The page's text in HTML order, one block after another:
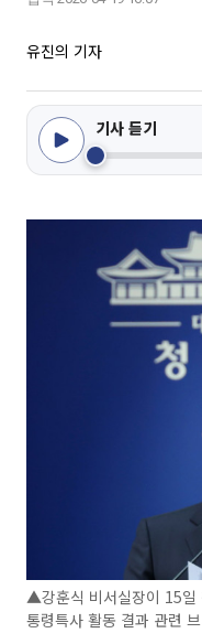
유진의 기자
기사 듣기
▲강훈식 비서실장이 15일
통령특사 활동 결과 관련